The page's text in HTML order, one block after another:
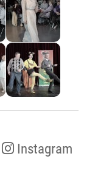
Instagram